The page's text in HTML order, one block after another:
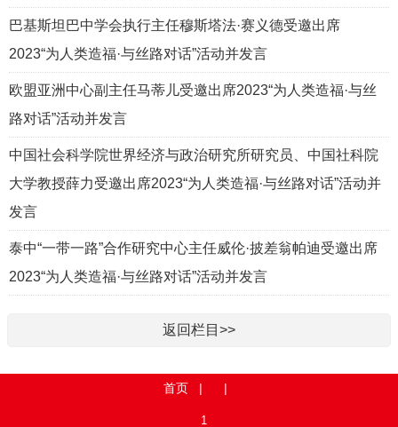
巴基斯坦巴中学会执行主任穆斯塔法·赛义德受邀出席
2023“为人类造福·与丝路对话”活动并发言
欧盟亚洲中心副主任马蒂儿受邀出席2023“为人类造福·与丝
路对话”活动并发言
中国社会科学院世界经济与政治研究所研究员、中国社科院
大学教授薛力受邀出席2023“为人类造福·与丝路对话”活动并
发言
泰中“一带一路”合作研究中心主任威伦·披差翁帕迪受邀出席
2023“为人类造福·与丝路对话”活动并发言
返回栏目>>
首页 | |
1